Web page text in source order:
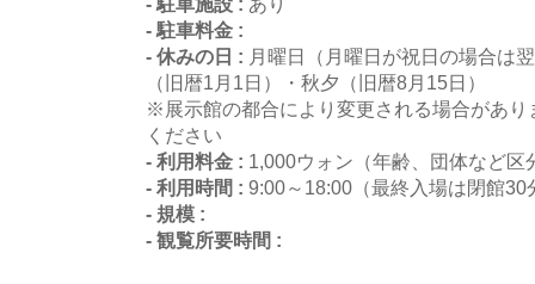
- 駐車料金 :
- 休みの日 : 月曜日（月曜日が祝日の場合は
（旧暦1月1日）・秋夕（旧暦8月15日）
※展示館の都合により変更される場合があ
ください
- 利用料金 : 1,000ウォン（年齢、団体など区
- 利用時間 : 9:00～18:00（最終入場は閉館30
- 規模 :
- 観覧所要時間 :